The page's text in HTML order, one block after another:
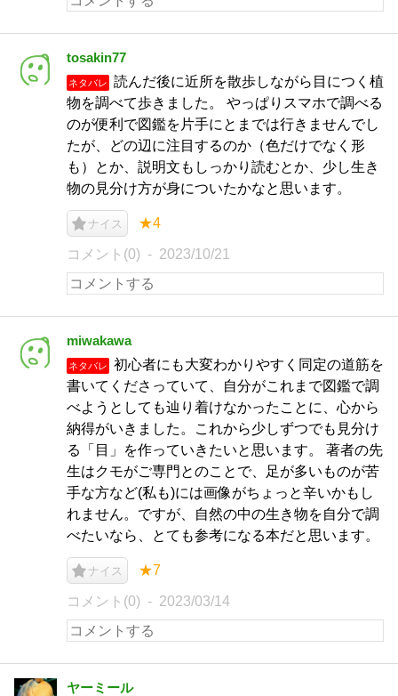
tosakin77
ネタバレ
読んだ後に近所を散歩しながら目につく植
物を調べて歩きました。 やっぱりスマホで調べる
のが便利で図鑑を片手にとまでは行きませんでし
たが、どの辺に注目するのか（色だけでなく形
も）とか、説明文もしっかり読むとか、少し生き
物の見分け方が身についたかなと思います。
ナイス ★4
コメント(0) 2023/10/21
miwakawa
ネタバレ
初心者にも大変わかりやすく同定の道筋を
書いてくださっていて、自分がこれまで図鑑で調
べようとしても辿り着けなかったことに、心から
納得がいきました。これから少しずつでも見分け
る「目」を作っていきたいと思います。 著者の先
生はクモがご専門とのことで、足が多いものが苦
手な方など(私も)には画像がちょっと辛いかもし
れません。ですが、自然の中の生き物を自分で調
べたいなら、とても参考になる本だと思います。
ナイス ★7
コメント(0) 2023/03/14
ヤーミール